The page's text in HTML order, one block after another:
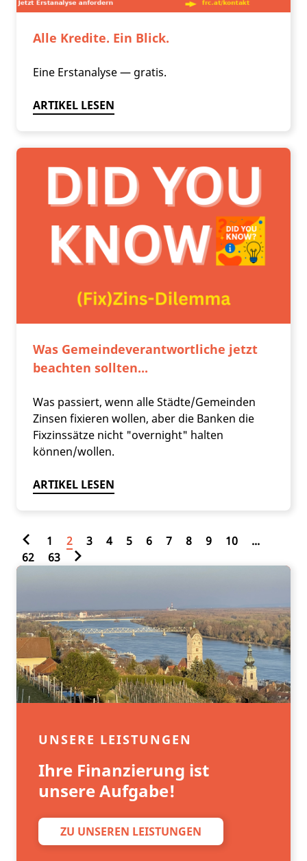
Alle Kredite. Ein Blick.
Eine Erstanalyse — gratis.
ARTIKEL LESEN
Was Gemeindeverantwortliche jetzt
beachten sollten...
Was passiert, wenn alle Städte/Gemeinden
Zinsen fixieren wollen, aber die Banken die
Fixzinssätze nicht "overnight" halten
können/wollen.
ARTIKEL LESEN
1 2 3 4 5 6 7 8 9 10
...
62
63
UNSERE LEISTUNGEN
Ihre Finanzierung ist
unsere Aufgabe!
ZU UNSEREN LEISTUNGEN